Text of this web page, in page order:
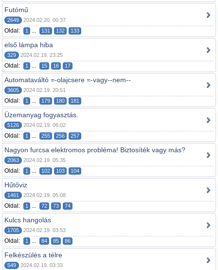
Futómű
2649 2024.02.20. 00:37
Oldal: 1 ... 131 132 133
első lámpa hiba
329 2024.02.19. 23:25
Oldal: 1 ... 15 16 17
Automataváltó =-olajcsere =-vagy--nem--
3605 2024.02.19. 20:51
Oldal: 1 ... 179 180 181
Üzemanyag fogyasztás.
5126 2024.02.19. 06:02
Oldal: 1 ... 255 256 257
Nagyon furcsa elektromos probléma! Biztosíték vagy más?
2063 2024.02.19. 05:35
Oldal: 1 ... 102 103 104
Hűtőviz
1461 2024.02.19. 05:08
Oldal: 1 ... 72 73 74
Kulcs hangolás
1705 2024.02.19. 03:53
Oldal: 1 ... 84 85 86
Felkészülés a télre
549 2024.02.19. 03:33